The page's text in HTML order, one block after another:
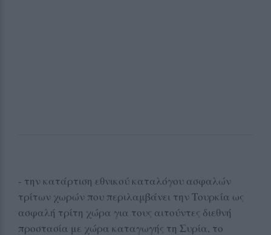
- την κατάρτιση εθνικού καταλόγου ασφαλών
τρίτων χωρών που περιλαμβάνει την Τουρκία ως
ασφαλή τρίτη χώρα για τους αιτούντες διεθνή
προστασία με χώρα καταγωγής τη Συρία, το